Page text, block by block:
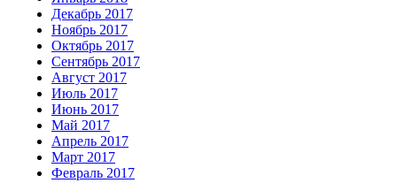
Декабрь 2017
Ноябрь 2017
Октябрь 2017
Сентябрь 2017
Август 2017
Июль 2017
Июнь 2017
Май 2017
Апрель 2017
Март 2017
Февраль 2017